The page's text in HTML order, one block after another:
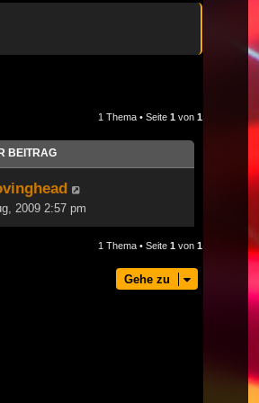
1 Thema • Seite 1 von 1
BEITRAG
2009 2:57 pm
1 Thema • Seite 1 von 1
Gehe zu